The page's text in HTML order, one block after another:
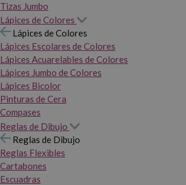
Tizas Jumbo
Lápices de Colores
Lápices de Colores
Lápices Escolares de Colores
Lápices Acuarelables de Colores
Lápices Jumbo de Colores
Lápices Bicolor
Pinturas de Cera
Compases
Reglas de Dibujo
Reglas de Dibujo
Reglas Flexibles
Cartabones
Escuadras